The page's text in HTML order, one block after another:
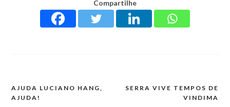
Compartilhe
AJUDA LUCIANO HANG,
AJUDA!
SERRA VIVE TEMPOS DE
VINDIMA